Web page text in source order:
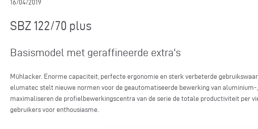
16/04/2019
SBZ 122/70 plus
Basismodel met geraffineerde extra's
Mühlacker. Enorme capaciteit, perfecte ergonomie en sterk verbeterde
elumatec stelt nieuwe normen voor de geautomatiseerde bewerking van
maximaliseren de profielbewerkingscentra van de serie de totale productiviteit per
gebruikers voor enthousiasme.